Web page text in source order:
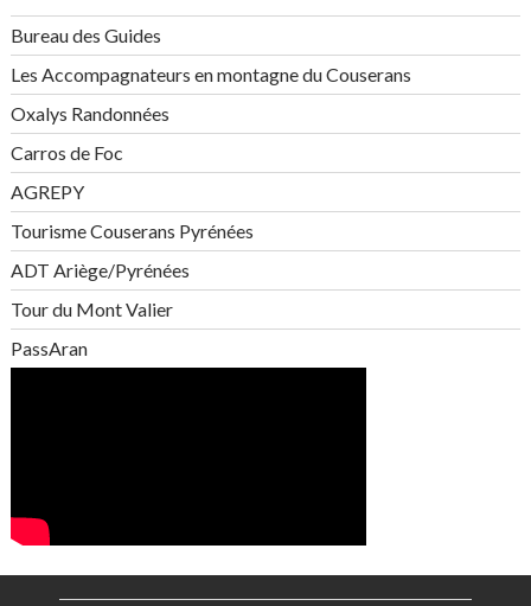
Bureau des Guides
Les Accompagnateurs en montagne du Couserans
Oxalys Randonnées
Carros de Foc
AGREPY
Tourisme Couserans Pyrénées
ADT Ariège/Pyrénées
Tour du Mont Valier
PassAran